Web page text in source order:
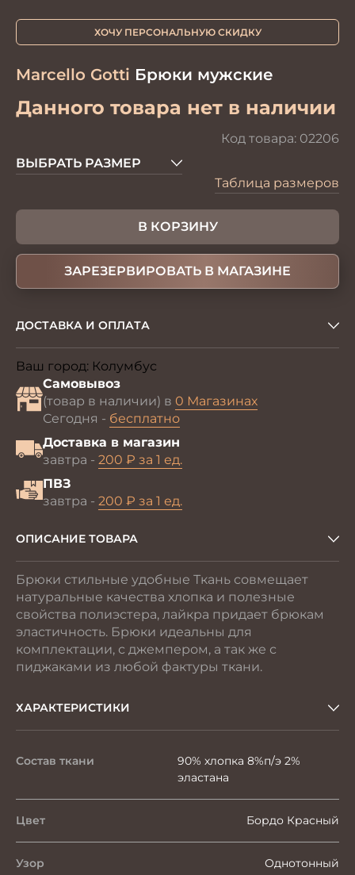
Marcello Gotti Брюки мужские
Данного товара нет в наличии
Код товара: 02206
ХОЧУ ПЕРСОНАЛЬНУЮ СКИДКУ
ВЫБРАТЬ РАЗМЕР
Таблица размеров
В КОРЗИНУ
ЗАРЕЗЕРВИРОВАТЬ В МАГАЗИНЕ
ДОСТАВКА И ОПЛАТА
Ваш город: Колумбус
Самовывоз
(товар в наличии) в 0 Магазинах
Сегодня - бесплатно
Доставка в магазин
завтра - 200 ₽ за 1 ед.
ПВЗ
завтра - 200 ₽ за 1 ед.
ОПИСАНИЕ ТОВАРА
Брюки стильные удобные Ткань совмещает
натуральные качества хлопка и полезные
свойства полиэстера, лайкра придает брюкам
эластичность. Брюки идеальны для
комплектации, с джемпером, а так же с
пиджаками из любой фактуры ткани.
ХАРАКТЕРИСТИКИ
Состав ткани
90% хлопка 8%п/э 2%
эластана
Цвет Бордо Красный
Узор Однотонный